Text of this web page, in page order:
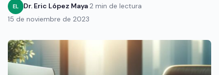
EL Dr. Eric López Maya2 min de lectura
15 de noviembre de 2023